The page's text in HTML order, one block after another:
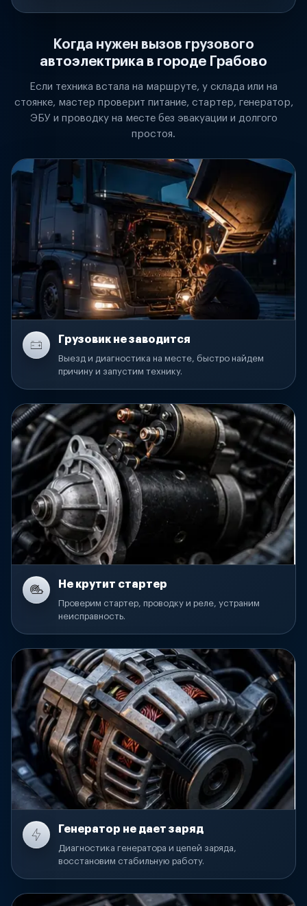
Когда нужен вызов грузового
автоэлектрика в городе Грабово
Если техника встала на маршруте, у склада или на
стоянке, мастер проверит питание, стартер, генератор,
ЭБУ и проводку на месте без эвакуации и долгого
простоя.
Грузовик не заводится
Выезд и диагностика на месте, быстро найдем
причину и запустим технику.
Не крутит стартер
Проверим стартер, проводку и реле, устраним
неисправность.
Генератор не дает заряд
Диагностика генератора и цепей заряда,
восстановим стабильную работу.